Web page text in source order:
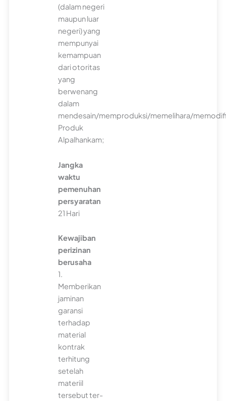
(dalam negeri
maupun luar
negeri) yang
mempunyai
kemampuan
dari otoritas
yang
berwenang
dalam
mendesain/memproduksi/memelihara/
Produk
Alpalhankam;
Jangka
waktu
pemenuhan
persyaratan
21 Hari
Kewajiban
perizinan
berusaha
1.
Memberikan
jaminan
garansi
terhadap
material
kontrak
terhitung
setelah
materiil
tersebut ter-